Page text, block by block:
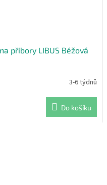
příbory LIBUS Béžová
3-6 týdnů
Do košíku